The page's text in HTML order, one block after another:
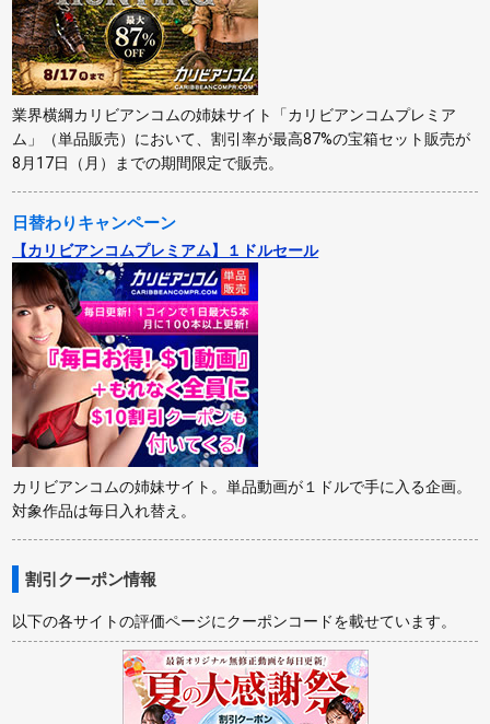
業界横綱カリビアンコムの姉妹サイト「カリビアンコムプレミア
ム」（単品販売）において、割引率が最高87%の宝箱セット販売が
8月17日（月）までの期間限定で販売。
日替わりキャンペーン
【カリビアンコムプレミアム】１ドルセール
カリビアンコムの姉妹サイト。単品動画が１ドルで手に入る企画。
対象作品は毎日入れ替え。
割引クーポン情報
以下の各サイトの評価ページにクーポンコードを載せています。